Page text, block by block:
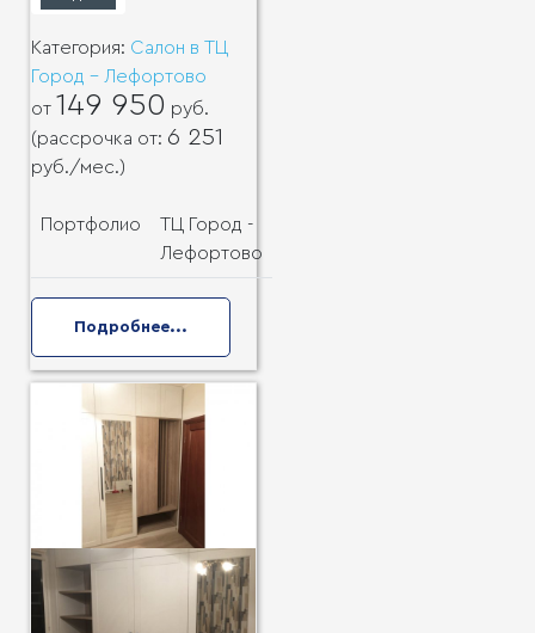
Категория: Салон в ТЦ
Город - Лефортово
от 149 950 руб.
(рассрочка от: 6 251
руб./мес.)
Портфолио
ТЦ Город -
Лефортово
Подробнее...